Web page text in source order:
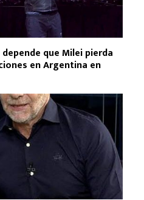
depende que Milei pierda
en Argentina en